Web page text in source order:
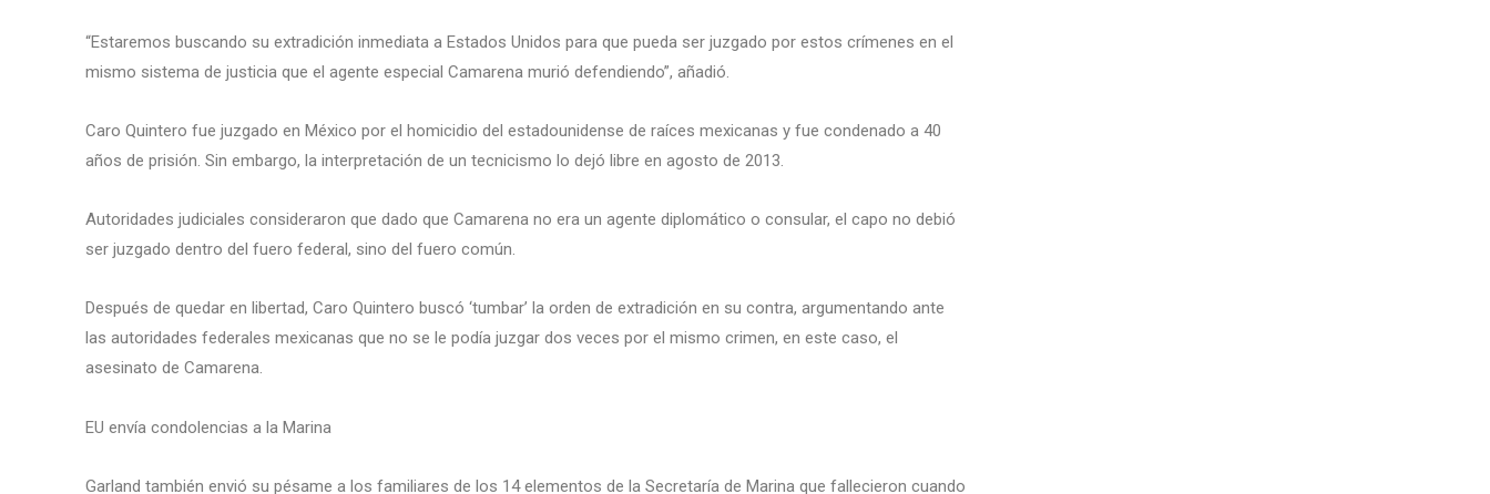
“Estaremos buscando su extradición inmediata a Estados Unidos para que pueda ser juzgado por estos crímenes en el
mismo sistema de justicia que el agente especial Camarena murió defendiendo”, añadió.
Caro Quintero fue juzgado en México por el homicidio del estadounidense de raíces mexicanas y fue condenado a 40
años de prisión. Sin embargo, la interpretación de un tecnicismo lo dejó libre en agosto de 2013.
Autoridades judiciales consideraron que dado que Camarena no era un agente diplomático o consular, el capo no debió
ser juzgado dentro del fuero federal, sino del fuero común.
Después de quedar en libertad, Caro Quintero buscó ‘tumbar’ la orden de extradición en su contra, argumentando ante
las autoridades federales mexicanas que no se le podía juzgar dos veces por el mismo crimen, en este caso, el
asesinato de Camarena.
EU envía condolencias a la Marina
Garland también envió su pésame a los familiares de los 14 elementos de la Secretaría de Marina que fallecieron cuando